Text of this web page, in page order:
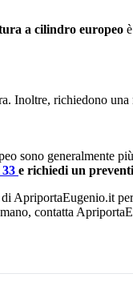
a cilindro europeo
Inoltre, richiedono
sono generalmente
33 e richiedi un
ApriportaEugenio.it
contatta